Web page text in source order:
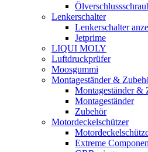
Lenkerschalter
Lenkerschalter
Jetprime
LIQUI MOLY
Luftdruckprüfer
Moosgummi
Montageständer &
Montageständer &
Montageständer
Zubehör
Motordeckelschützer
Extreme